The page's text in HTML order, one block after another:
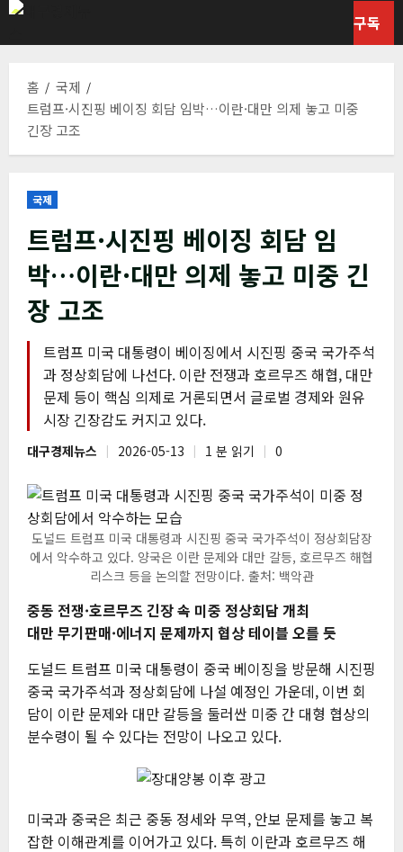
콘
구독
홈
국제
트럼프·시진핑 베이징 회담 임박…이란·대만 의제 놓고 미중
긴장 고조
국제
트럼프·시진핑 베이징 회담 임
박…이란·대만 의제 놓고 미중 긴
장 고조
트럼프 미국 대통령이 베이징에서 시진핑 중국 국가주석
과 정상회담에 나선다. 이란 전쟁과 호르무즈 해협, 대만
문제 등이 핵심 의제로 거론되면서 글로벌 경제와 원유
시장 긴장감도 커지고 있다.
대구경제뉴스 2026-05-13 1 분 읽기 0
도널드 트럼프 미국 대통령과 시진핑 중국 국가주석이 정상회담장
에서 악수하고 있다. 양국은 이란 문제와 대만 갈등, 호르무즈 해협
리스크 등을 논의할 전망이다. 출처: 백악관
중동 전쟁·호르무즈 긴장 속 미중 정상회담 개최
대만 무기판매·에너지 문제까지 협상 테이블 오를 듯
도널드 트럼프 미국 대통령이 중국 베이징을 방문해 시진핑
중국 국가주석과 정상회담에 나설 예정인 가운데, 이번 회
담이 이란 문제와 대만 갈등을 둘러싼 미중 간 대형 협상의
분수령이 될 수 있다는 전망이 나오고 있다.
미국과 중국은 최근 중동 정세와 무역, 안보 문제를 놓고 복
잡한 이해관계를 이어가고 있다. 특히 이란과 호르무즈 해